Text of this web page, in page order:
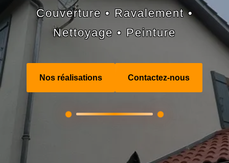
Couverture • Ravalement •
Nettoyage • Peinture
Nos réalisations Contactez-nous